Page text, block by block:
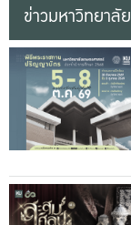
ข่าวมหาวิทยาลัย